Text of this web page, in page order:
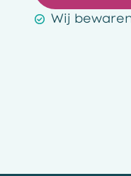
Wij